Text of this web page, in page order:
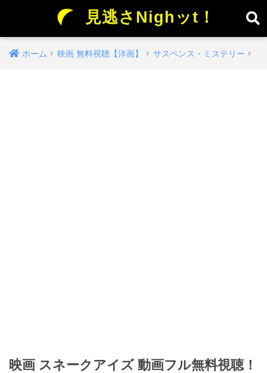
見逃さNighッt！
ホーム 映画 無料視聴【洋画】 サスペンス・ミステリー
映画 スネークアイズ 動画フル無料視聴！